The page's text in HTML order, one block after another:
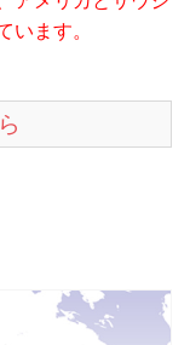
います。